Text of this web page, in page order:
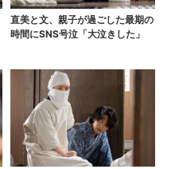
直美と文、親子が過ごした最期の
時間にSNS号泣「大泣きした」